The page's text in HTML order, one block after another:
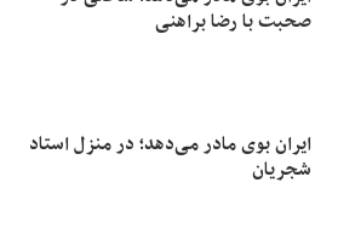
صحبت با رضا براهنی
ایران بوی مادر می‌دهد؛ در منزل استاد
شجریان